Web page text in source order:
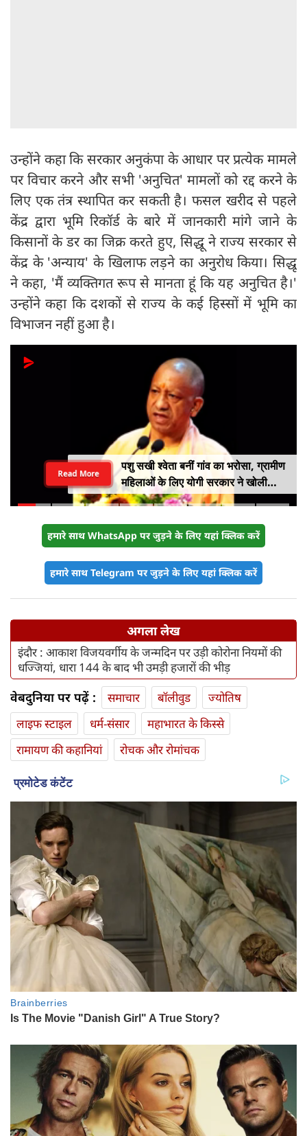
उन्होंने कहा कि सरकार अनुकंपा के आधार पर प्रत्येक मामले
पर विचार करने और सभी 'अनुचित' मामलों को रद्द करने के
लिए एक तंत्र स्थापित कर सकती है। फसल खरीद से पहले
केंद्र द्वारा भूमि रिकॉर्ड के बारे में जानकारी मांगे जाने के
किसानों के डर का जिक्र करते हुए, सिद्धू ने राज्य सरकार से
केंद्र के 'अन्याय' के खिलाफ लड़ने का अनुरोध किया। सिद्धू
ने कहा, 'मैं व्यक्तिगत रूप से मानता हूं कि यह अनुचित है।'
उन्होंने कहा कि दशकों से राज्य के कई हिस्सों में भूमि का
विभाजन नहीं हुआ है।
पशु सखी श्वेता बनीं गांव का भरोसा, ग्रामीण
महिलाओं के लिए योगी सरकार ने खोली
आत्मनिर्भरता की राह
Read More
हमारे साथ WhatsApp पर जुड़ने के लिए यहां क्लिक करें
हमारे साथ Telegram पर जुड़ने के लिए यहां क्लिक करें
अगला लेख
इंदौर : आकाश विजयवर्गीय के जन्मदिन पर उड़ी कोरोना नियमों की
धज्जियां, धारा 144 के बाद भी उमड़ी हजारों की भीड़
वेबदुनिया पर पढ़ें : समाचार बॉलीवुड
ज्योतिष
लाइफ स्‍टाइल
धर्म-संसार
महाभारत के किस्से
रामायण की कहानियां
रोचक और रोमांचक